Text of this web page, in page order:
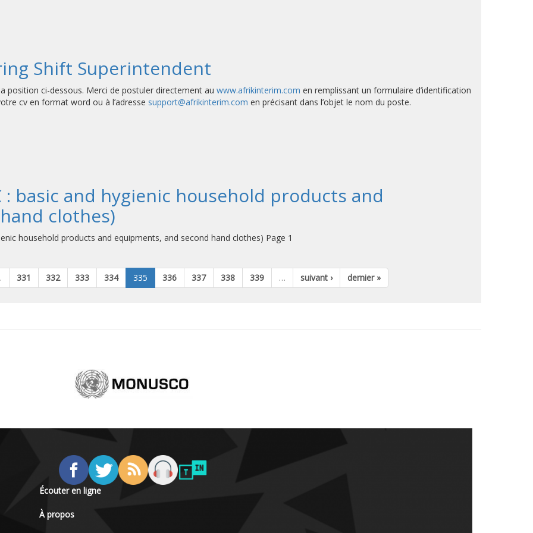
Shift Superintendent
position ci-dessous. Merci de postuler directement au www.afrikinterim.com en remplissant un formulaire d’identification
cv en format word ou à l’adresse support@afrikinterim.com en précisant dans l’objet le nom du poste.
: basic and hygienic household products and
clothes)
household products and equipments, and second hand clothes) Page 1
331 332 333 334 335 336 337 338 339 … suivant › dernier »
Écouter en ligne
À propos